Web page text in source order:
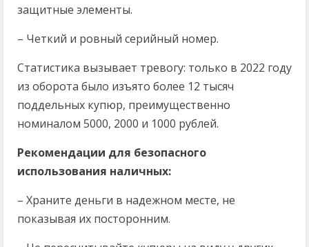
защитные элементы.
– Четкий и ровный серийный номер.
Статистика вызывает тревогу: только в 2022 году
из оборота было изъято более 12 тысяч
поддельных купюр, преимущественно
номиналом 5000, 2000 и 1000 рублей.
Рекомендации для безопасного
использования наличных:
– Храните деньги в надежном месте, не
показывая их посторонним.